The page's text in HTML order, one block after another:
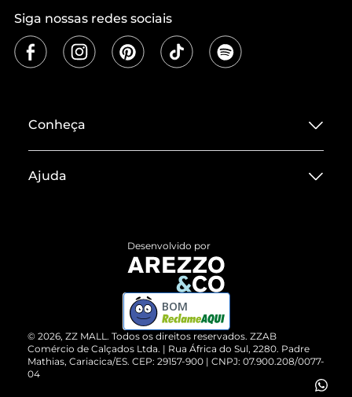
Siga nossas redes sociais
Conheça
Termos de Uso
ZZ MALL é confiável
Cartão Presente
Vendas Corporativas
Ajuda
Devolução do Produto
Compre pelo WhatsApp
© 2026, ZZ MALL. Todos os direitos reservados. ZZAB
Comércio de Calçados Ltda. | Rua África do Sul, 2280. Padre
Mathias, Cariacica/ES. CEP: 29157-900 | CNPJ: 07.900.208/0077-
04
Desenvolvido por
BOM